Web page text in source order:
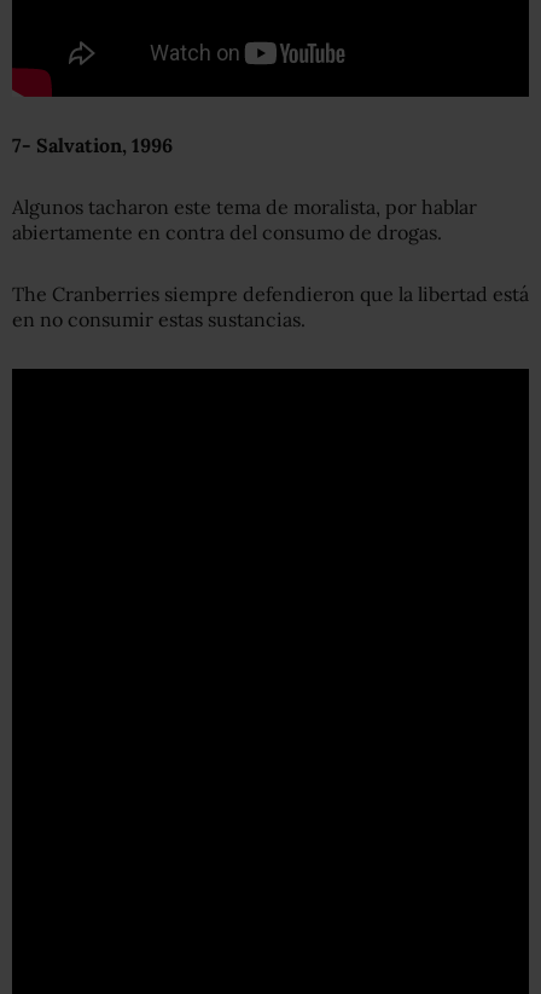
7- Salvation, 1996
Algunos tacharon este tema de moralista, por hablar
abiertamente en contra del consumo de drogas.
The Cranberries siempre defendieron que la libertad está
en no consumir estas sustancias.